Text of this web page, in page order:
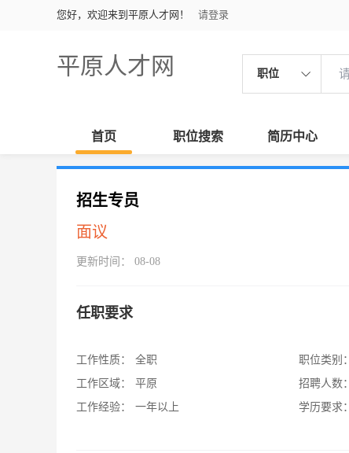
您好，欢迎来到平原人才网！ 请登录
平原人才网 职位
首页 职位搜索 简历中心
招生专员
面议
更新时间： 08-08
任职要求
工作性质：
全职
工作区域：
平原
工作经验：
一年以上
职位类别：
招聘人数：
学历要求：